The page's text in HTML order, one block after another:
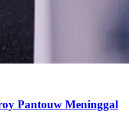
Pantouw Meninggal